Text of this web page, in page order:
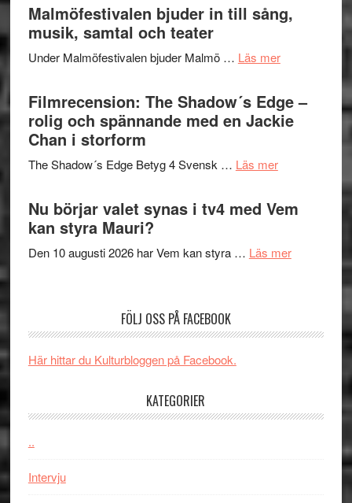
Hannes
Pöntinen
avslutar
Malmöfestivalen bjuder in till sång,
musik, samtal och teater
Under Malmöfestivalen bjuder Malmö … Läs merom
in
till
och
Filmrecension: The Shadow´s Edge –
rolig och spännande med en Jackie
Chan i storform
The Shadow´s Edge Betyg 4 Svensk … Läs merom
Filmrecension:
Shadow
Edge
spännande
Nu börjar valet synas i tv4 med Vem
kan styra Mauri?
Den 10 augusti 2026 har Vem kan styra … Läs merom
kan
FÖLJ OSS PÅ FACEBOOK
Här hittar du Kulturbloggen på Facebook.
KATEGORIER
..
Intervju